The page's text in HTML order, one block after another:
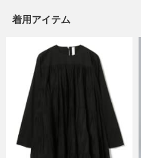
着用アイテム